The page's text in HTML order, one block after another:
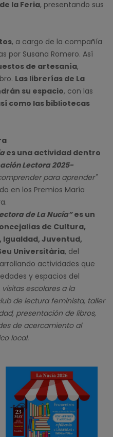
la Feria, presentando sus
, a cargo de la compañía
por Susana Romero. Así
de artesanía,
Las librerías de La
su espacio, con las
como las bibliotecas
es una actividad dentro
Lectora 2025-
para aprender"
en los Premios María
de La Nucía”es un
de Cultura,
Igualdad, Juventud,
Universitària, del
actividades que
y espacios del
visitas escolares a la
de lectura feminista, taller
presentación de libros,
de acercamiento al
local.